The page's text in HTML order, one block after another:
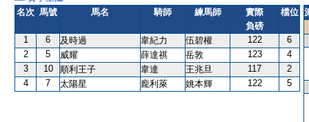
名次 馬號 馬名 騎師 練馬師
實際
負磅
檔位
1 6 及時過 韋紀力 伍碧權 122
6
2
5 威耀 薛達祺 岳敦 123
4
3
10 順利王子 韋達 王兆旦 117
2
4
7 太陽星 龐利萊 姚本輝 122 5